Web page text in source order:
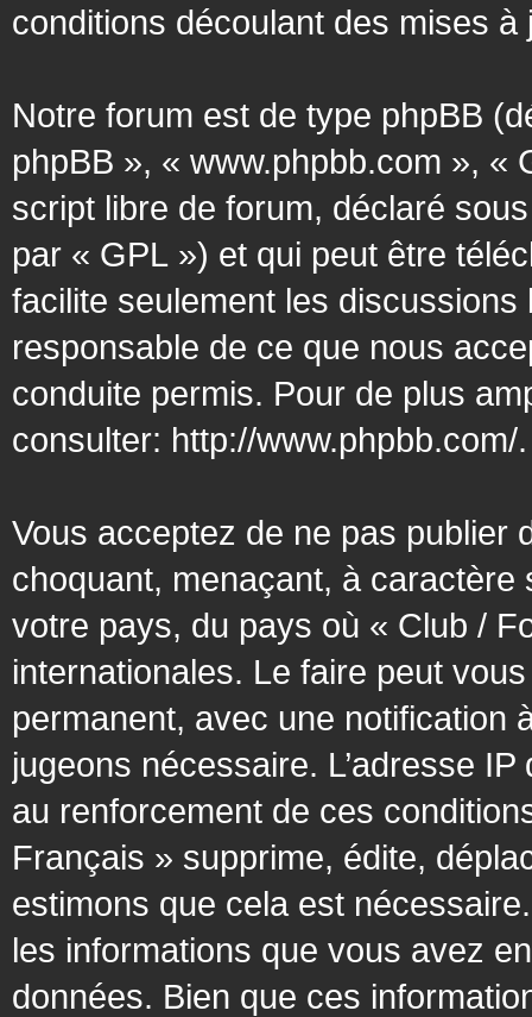
conditions découlant des mises
Notre forum est de type phpBB
phpBB », « www.phpbb.com », «
script libre de forum, déclaré
par « GPL ») et qui peut être
facilite seulement les
responsable de ce que nous
conduite permis. Pour de plus
consulter: http://www.phpbb.com/.
Vous acceptez de ne pas publier
choquant, menaçant, à
votre pays, du pays où « Club /
internationales. Le faire peut
permanent, avec une notification
jugeons nécessaire. L’adresse
au renforcement de ces
Français » supprime, édite,
estimons que cela est
les informations que vous avez
données. Bien que ces